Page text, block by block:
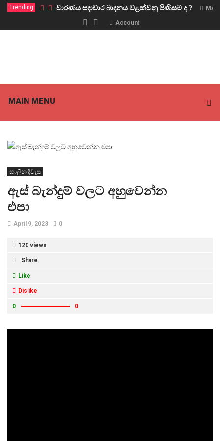
Trending වාරණය සදාචාර ඛාදනය වළක්වනු පිණිසම ද ?
Account
MAIN MENU
කාලීන දිවැස
ඇස් බැන්දුම් වලට අහුවෙන්න
එපා
April 9, 2023 0
120 views
Share
Like
Dislike
0 0